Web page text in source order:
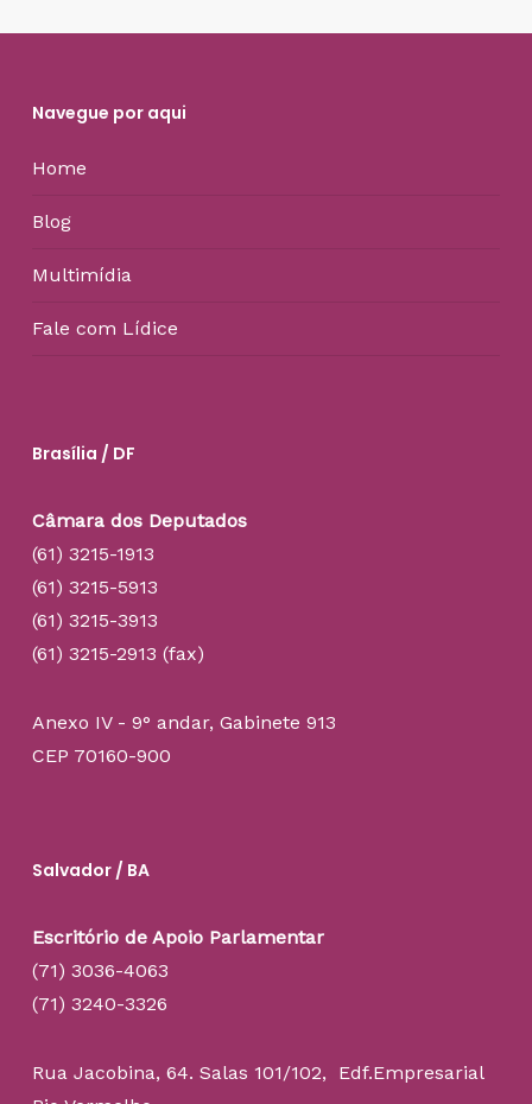
Navegue por aqui
Home
Blog
Multimídia
Fale com Lídice
Brasília / DF
Câmara dos Deputados
(61) 3215-1913
(61) 3215-5913
(61) 3215-3913
(61) 3215-2913 (fax)
Anexo IV - 9° andar, Gabinete 913
CEP 70160-900
Salvador / BA
Escritório de Apoio Parlamentar
(71) 3036-4063
(71) 3240-3326
Rua Jacobina, 64. Salas 101/102, Edf.Empresarial